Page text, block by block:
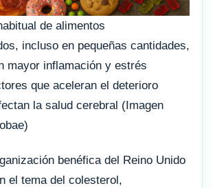
de alimentos
incluso en pequeñas cantidades,
mayor inflamación y estrés
que aceleran el deterioro
la salud cerebral (Imagen
benéfica del Reino Unido
el tema del colesterol,